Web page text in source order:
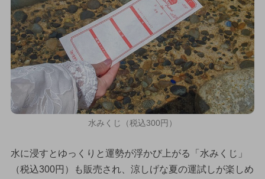
水みくじ（税込300円）
水に浸すとゆっくりと運勢が浮かび上がる「水みくじ」
（税込300円）も販売され、涼しげな夏の運試しが楽しめ